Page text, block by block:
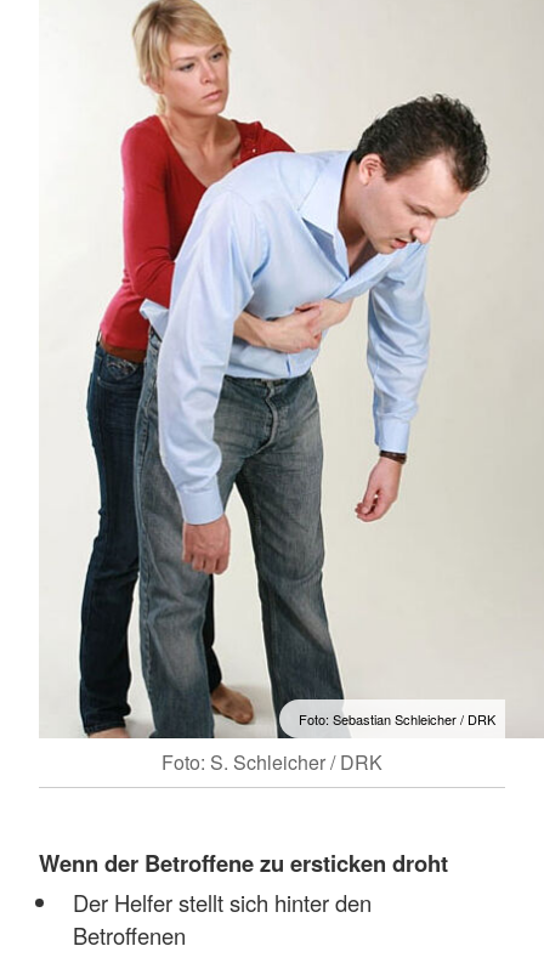
Foto: Sebastian Schleicher / DRK
Foto: S. Schleicher / DRK
Wenn der Betroffene zu ersticken droht
Der Helfer stellt sich hinter den
Betroffenen